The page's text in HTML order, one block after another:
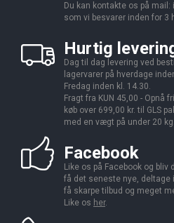
Du kan kontakte os på mail:
som vi besvarer inden for 3
Hurtig
Dag til dag levering ved
lagervarer på hverdage
Fredag inden kl. 14.30.
Fragt fra KUN 45,00 - Opnå
køb over 699,00 kr. til GLS
med en vægt på under 20 kg.
Facebook
Like os på Facebook og bliv
få det seneste nye, deltage
få skarpe tilbud og meget
Like os her.